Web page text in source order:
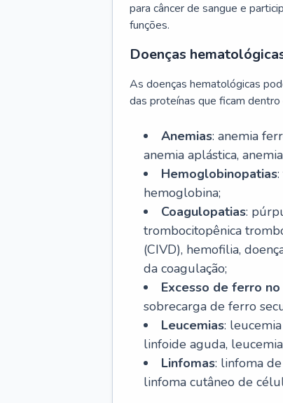
para câncer de sangue e
funções.
Doenças
As doenças hematológicas
das proteínas que ficam dentro
Anemias: anemia
anemia aplástica,
Hemoglobinopatias
hemoglobina;
Coagulopatias:
trombocitopênica
(CIVD), hemofilia,
da coagulação;
Excesso de ferro
sobrecarga de ferro
Leucemias:
linfoide aguda,
Linfomas: linfoma
linfoma cutâneo de